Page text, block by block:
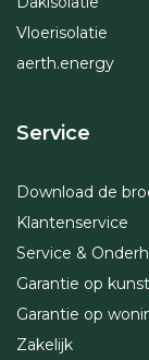
Vloerisolatie
aerth.energy
Service
Download de
Klantenservice
Service &
Garantie op
Garantie op
Zakelijk